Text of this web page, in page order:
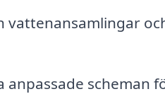
vattenansamlingar
anpassade scheman